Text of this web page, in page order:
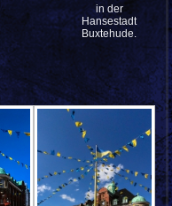
in der
Hansestadt
Buxtehude.